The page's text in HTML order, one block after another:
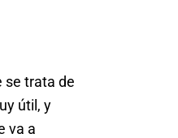
se trata de
útil, y
va a